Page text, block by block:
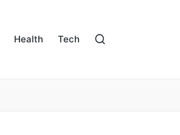
Health Tech